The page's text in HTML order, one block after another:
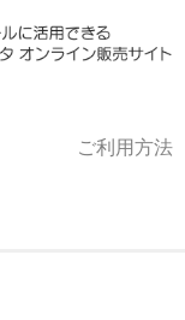
ご利用方法